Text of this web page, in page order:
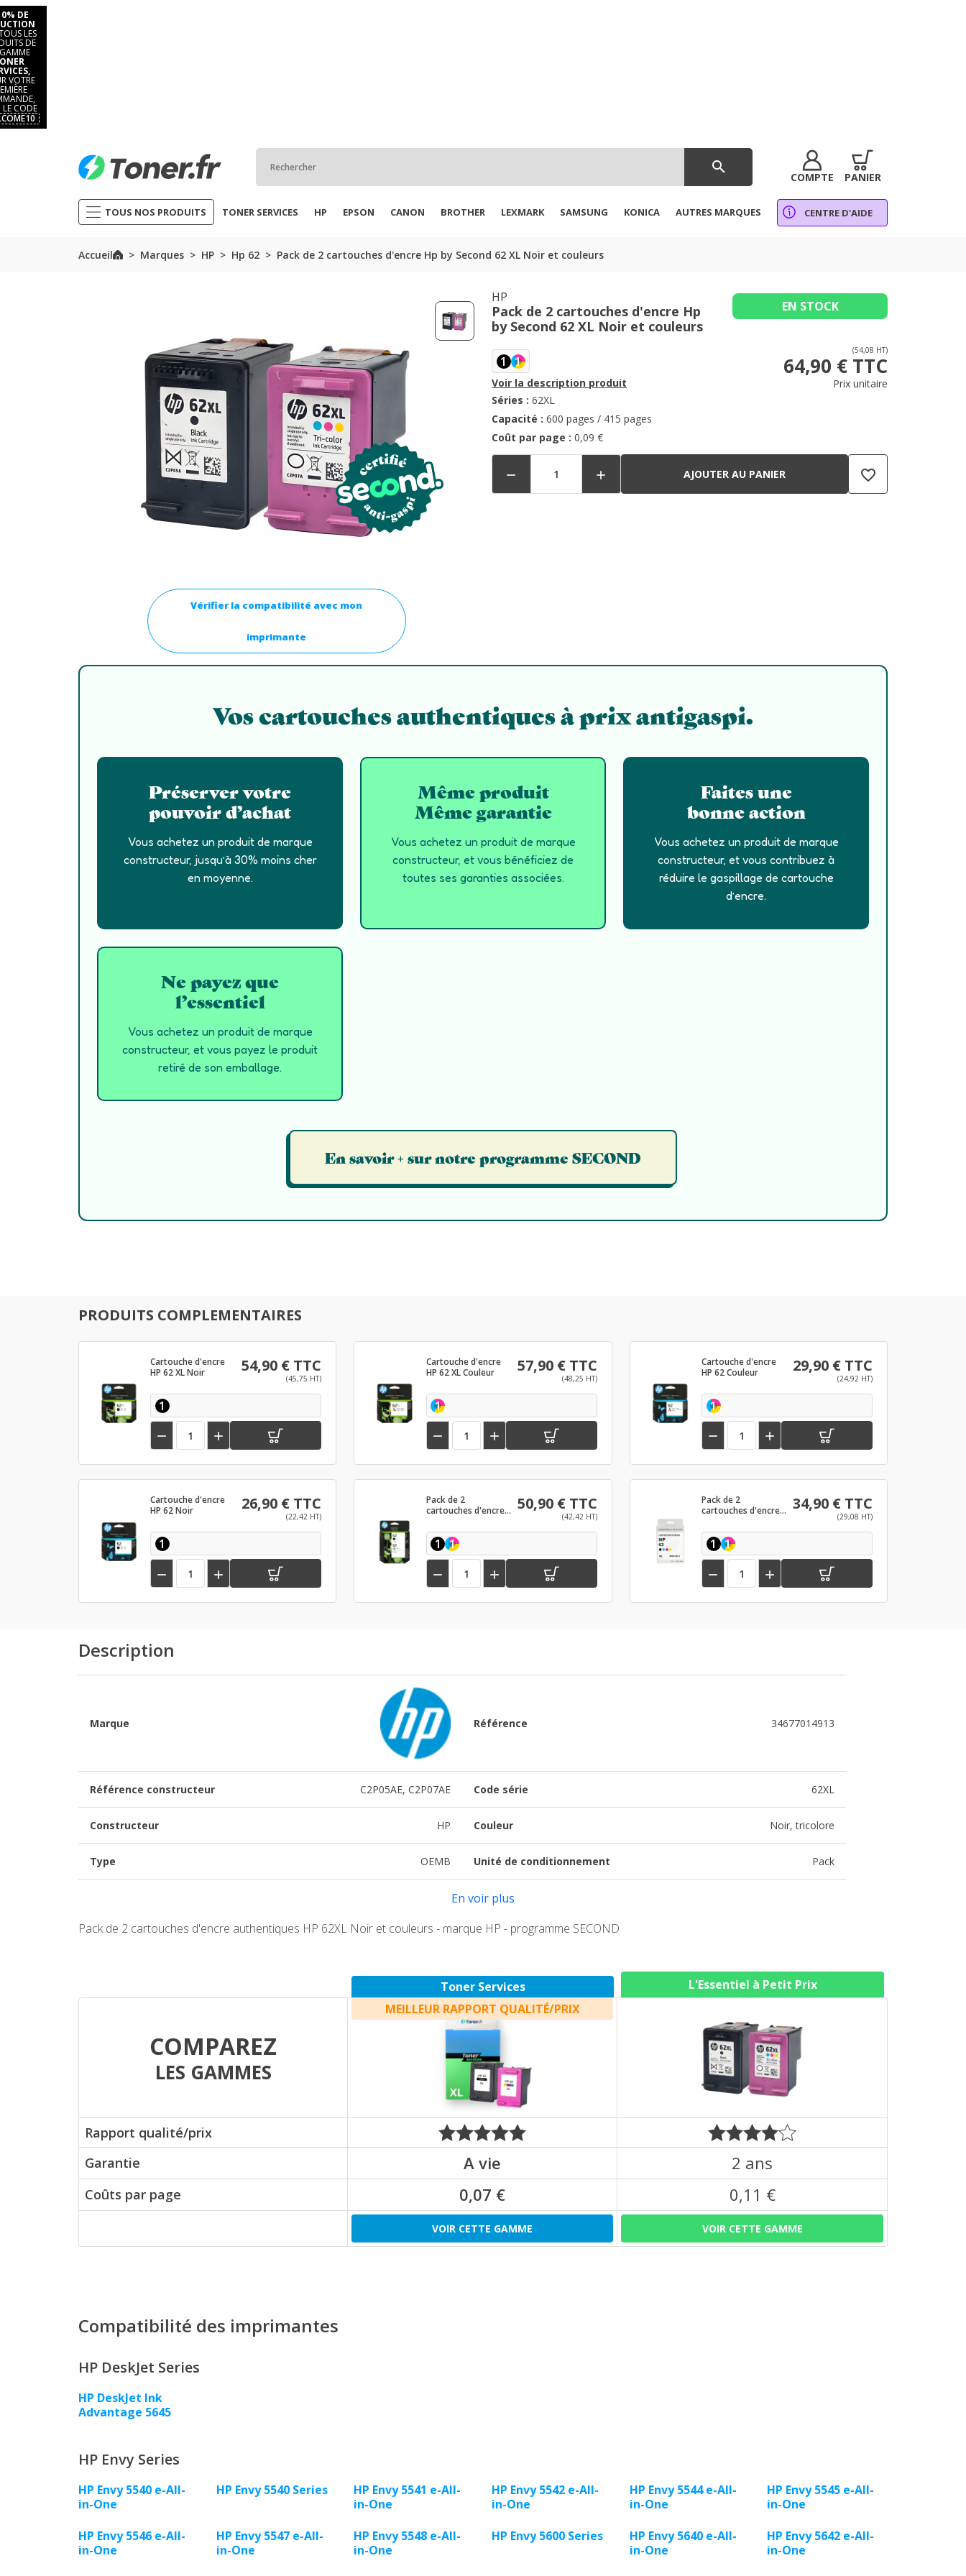
DE
LES
DE
VOTRE
LE CODE
search
COMPTE PANIER
TOUS NOS PRODUITS TONER SERVICES HP EPSON CANON BROTHER LEXMARK SAMSUNG KONICA AUTRES MARQUES CENTRE D'AIDE
Accueil Marques HP Hp 62 Pack de 2 cartouches d'encre Hp by Second 62 XL Noir et couleurs
Vérifier la compatibilité avec mon
imprimante
HP
Pack de 2 cartouches d'encre Hp
by Second 62 XL Noir et couleurs
EN STOCK
1 1
Voir la description produit
Séries : 62XL
Capacité : 600 pages / 415 pages
Coût par page : 0,09 €
(54,08 HT)
64,90 € TTC
Prix unitaire
  AJOUTER AU PANIER favorite_border
Vos cartouches authentiques à prix antigaspi.
Préserver votre
pouvoir d’achat
Vous achetez un produit de marque
constructeur, jusqu’à 30% moins cher
en moyenne.
Même produit
Même garantie
Vous achetez un produit de marque
constructeur, et vous bénéficiez de
toutes ses garanties associées.
Faites une
bonne action
Vous achetez un produit de marque
constructeur, et vous contribuez à
réduire le gaspillage de cartouche
d’encre.
Ne payez que
l’essentiel
Vous achetez un produit de marque
constructeur, et vous payez le produit
retiré de son emballage.
En savoir + sur notre programme SECOND
PRODUITS COMPLEMENTAIRES
Cartouche d'encre
HP 62 XL Noir
54,90 € TTC
(45,75 HT)
1
 
Cartouche d'encre
HP 62 XL Couleur
57,90 € TTC
(48,25 HT)
1
 
Cartouche d'encre
HP 62 Couleur
29,90 € TTC
(24,92 HT)
1
 
Cartouche d'encre
HP 62 Noir
26,90 € TTC
(22,42 HT)
1
 
Pack de 2
cartouches d'encre
couleurs
50,90 € TTC
(42,42 HT)
1 1
 
Pack de 2
cartouches d'encre
XL Noir et couleurs
34,90 € TTC
(29,08 HT)
1 1
 
Description
Marque Référence 34677014913
Référence constructeur C2P05AE, C2P07AE Code série 62XL
Constructeur HP Couleur Noir, tricolore
Type OEMB Unité de conditionnement Pack
En voir plus
Pack de 2 cartouches d'encre authentiques HP 62XL Noir et couleurs - marque HP - programme SECOND
Toner Services L'Essentiel à Petit Prix
COMPAREZ
LES GAMMES
MEILLEUR RAPPORT QUALITÉ/PRIX
Rapport qualité/prix
Garantie
A vie 2 ans
Coûts par page 0,07 € 0,11 €
VOIR CETTE GAMME VOIR CETTE GAMME
Compatibilité des imprimantes
HP DeskJet Series
HP DeskJet Ink
Advantage 5645
HP Envy Series
HP Envy 5540 e-All-
in-One
HP Envy 5540 Series
HP Envy 5541 e-All-
in-One
HP Envy 5542 e-All-
in-One
HP Envy 5544 e-All-
in-One
HP Envy 5545 e-All-
in-One
HP Envy 5546 e-All-
in-One
HP Envy 5547 e-All-
in-One
HP Envy 5548 e-All-
in-One
HP Envy 5600 Series
HP Envy 5640 e-All-
in-One
HP Envy 5642 e-All-
in-One